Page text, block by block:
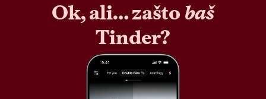
Ok, ali… zašto baš
Tinder?